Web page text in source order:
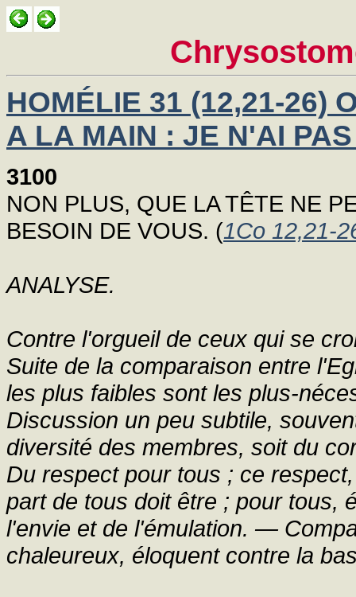
HOMÉLIE 31 (12,21-26)
A LA MAIN : JE N'AI
3100
NON PLUS, QUE LA TÊTE NE
BESOIN DE VOUS. (1Co 12,21-
ANALYSE.
Contre l'orgueil de ceux qui se
Suite de la comparaison entre
les plus faibles sont les plus-
Discussion un peu subtile,
diversité des membres, soit du
Du respect pour tous ; ce
part de tous doit être ; pour
l'envie et de l'émulation. —
chaleureux, éloquent contre la